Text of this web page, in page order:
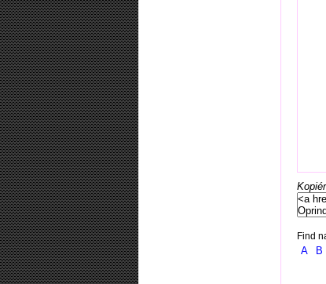
Find
A B